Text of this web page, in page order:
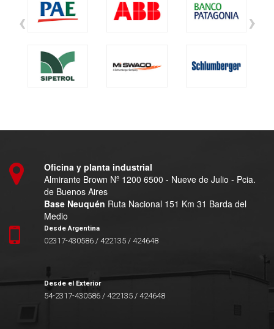
‹ ›
Oficina y planta industrial
Almirante Brown Nº 1200 6500 - Nueve de Julio - Pcia.
de Buenos Aires
Base Neuquén Ruta Nacional 151 Km 31 Barda del
Medio
Desde Argentina
02317-430586 / 422135 / 424648
Desde el Exterior
54-2317-430586 / 422135 / 424648